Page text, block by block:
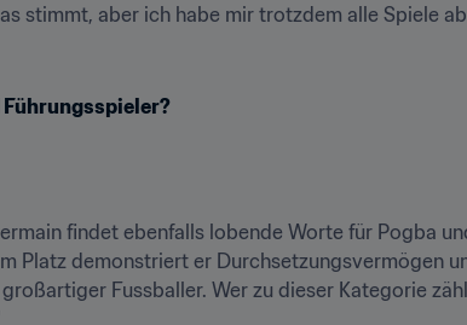
stimmt, aber ich habe mir trotzdem alle Spiele
findet ebenfalls lobende Worte für Pogba
Platz demonstriert er Durchsetzungsvermögen
Fussballer. Wer zu dieser Kategorie